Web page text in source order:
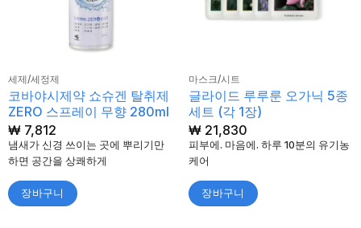
세제/세정제
코바야시제약 쇼슈겐 탈취제
ZERO 스프레이 무향 280ml
₩7,812
냄새가 신경 쓰이는 곳에 뿌리기만
하면 공간을 상쾌하게
장바구니
마스크/시트
글라이드 루루룬 오가닉 5종
세트 (각 1장)
₩21,830
피부에. 마음에. 하루 10분의 유기농
케어
장바구니